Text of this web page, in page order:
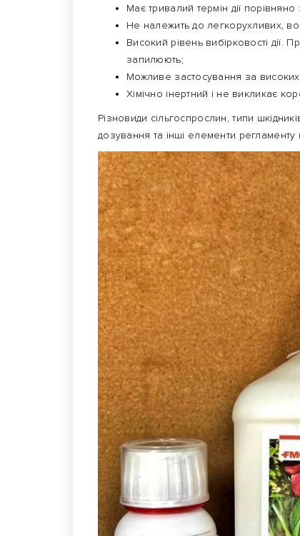
Має тривалий термін дії
Не належить до легкорухливих,
Високий рівень вибірковості
запилюють;
Можливе застосування за
Хімічно інертний і не викликає
Різновиди сільгоспрослин, типи
дозування та інші елементи регламенту